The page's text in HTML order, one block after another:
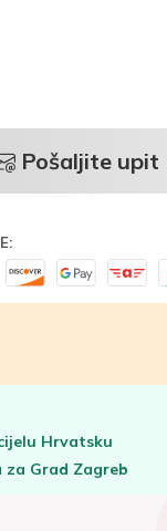
Pošaljite upit
Hrvatsku
za Grad Zagreb